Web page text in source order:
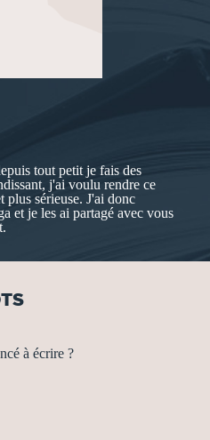
tout petit je fais des
j'ai voulu rendre ce
plus sérieuse. J'ai donc
et je les ai partagé avec vous
à écrire ?